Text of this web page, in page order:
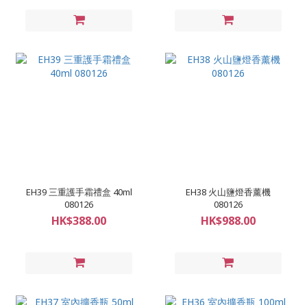
EH39 三重護手霜禮盒 40ml
080126
HK$388.00
EH38 火山鹽燈香薰機
080126
HK$988.00